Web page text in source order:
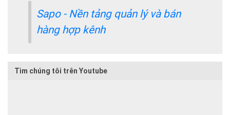
Sapo - Nền tảng quản lý và bán
hàng hợp kênh
Tìm chúng tôi trên Youtube